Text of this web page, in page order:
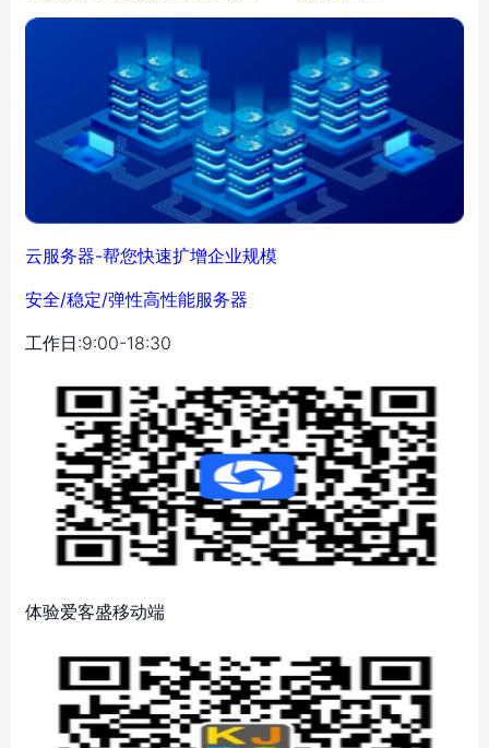
云服务器-帮您快速扩增企业规模
安全/稳定/弹性高性能服务器
工作日:9:00-18:30
体验爱客盛移动端